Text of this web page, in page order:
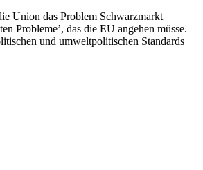
Union das Problem Schwarzmarkt
Probleme’, das die EU angehen müsse.
und umweltpolitischen Standards